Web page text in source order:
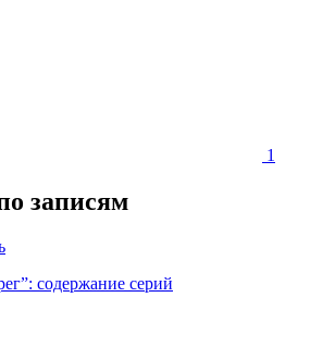
1
записям
содержание серий